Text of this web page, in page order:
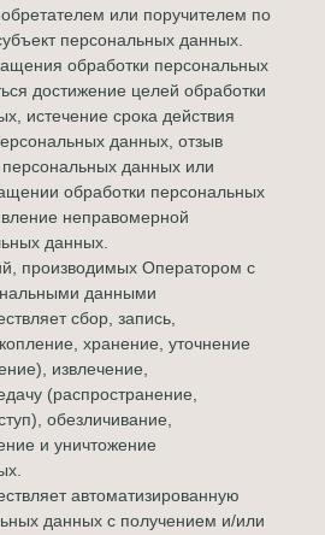
или поручителем по
персональных данных.
обработки персональных
достижение целей обработки
истечение срока действия
данных, отзыв
персональных данных или
обработки персональных
неправомерной
данных.
производимых Оператором с
данными
сбор, запись,
хранение, уточнение
извлечение,
(распространение,
обезличивание,
и уничтожение
автоматизированную
данных с получением и/или